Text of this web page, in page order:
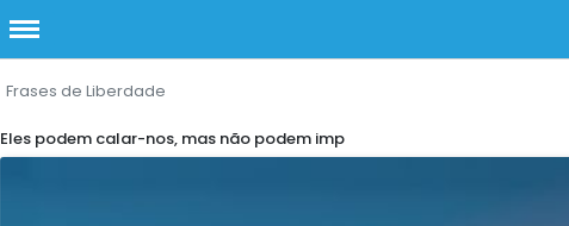
Frases de Liberdade
Eles podem calar-nos, mas não podem imp